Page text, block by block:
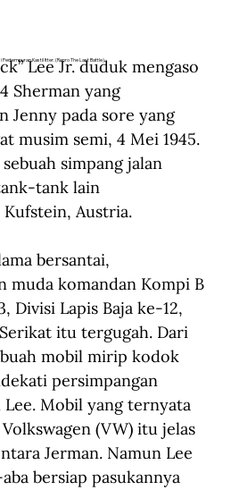
Pertempuran Kastil Itter. (Repro The Last Battle).
Lee Jr. duduk mengaso
Sherman yang
Jenny pada sore yang
musim semi, 4 Mei 1945.
simpang jalan
tank lain
Austria.
bersantai,
muda komandan Kompi B
Divisi Lapis Baja ke-12,
itu tergugah. Dari
mobil mirip kodok
persimpangan
Mobil yang ternyata
(VW) itu jelas
Jerman. Namun Lee
bersiap pasukannya